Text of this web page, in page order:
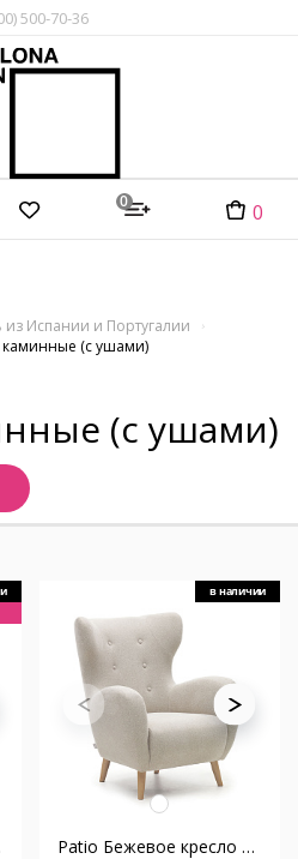
500-70-36
0 0
из Испании и Португалии
каминные (с ушами)
(с ушами)
в наличии
Patio Бежевое кресло из синели с ножками из массива бука